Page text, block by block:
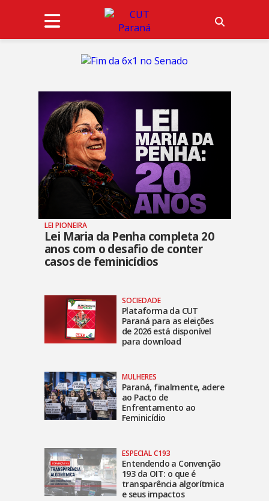
LEI PIONEIRA
Lei Maria da Penha completa 20
anos com o desafio de conter
casos de feminicídios
SOCIEDADE
Plataforma da CUT
Paraná para as eleições
de 2026 está disponível
para download
MULHERES
Paraná, finalmente, adere
ao Pacto de
Enfrentamento ao
Feminicídio
ESPECIAL C193
Entendendo a Convenção
193 da OIT: o que é
transparência algorítmica
e seus impactos